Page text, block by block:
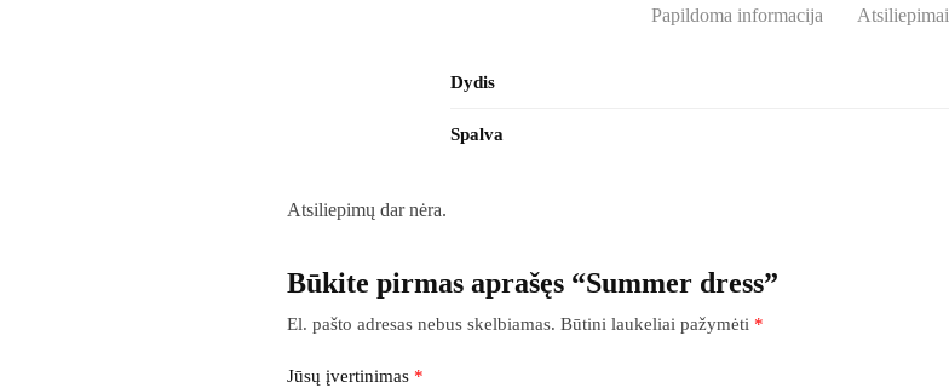
Papildoma informacija Atsiliepimai
Dydis
Spalva
Atsiliepimų dar nėra.
Būkite pirmas aprašęs “Summer dress”
El. pašto adresas nebus skelbiamas. Būtini laukeliai pažymėti *
Jūsų įvertinimas *